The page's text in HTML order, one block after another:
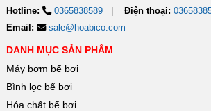
Hotline:
0365838589 Điện thoại:
Email:
sale@hoabico.com
DANH MỤC SẢN PHẨM
Máy bơm bể bơi
Bình lọc bể bơi
Hóa chất bể bơi